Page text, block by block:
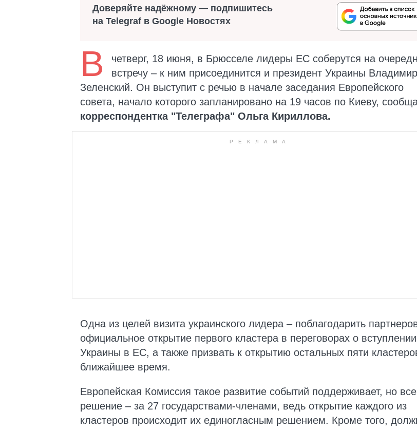
Доверяйте надёжному — подпишитесь
на Telegraf в Google Новостях
В
четверг, 18 июня, в Брюсселе лидеры ЕС соберутся на
встречу – к ним присоединится и президент Украины Владимир
Зеленский. Он выступит с речью в начале заседания Европейского
совета, начало которого запланировано на 19 часов по Киеву,
корреспондентка "Телеграфа" Ольга Кириллова.
Одна из целей визита украинского лидера – поблагодарить
официальное открытие первого кластера в переговорах о вступлении
Украины в ЕС, а также призвать к открытию остальных пяти
ближайшее время.
Европейская Комиссия такое развитие событий поддерживает, но
решение – за 27 государствами-членами, ведь открытие каждого из
кластеров происходит их единогласным решением. Кроме того,